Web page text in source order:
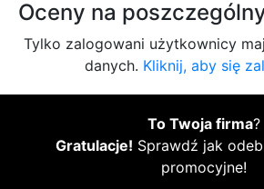
Oceny na
Tylko zalogowani użytkownicy
danych. Kliknij, aby się
To Twoja firma?
Gratulacje! Sprawdź jak
promocyjne!